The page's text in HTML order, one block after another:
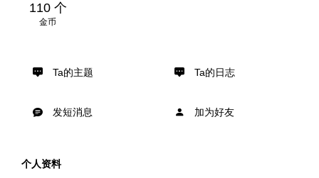
110 个
金币
Ta的主题 Ta的日志
发短消息 加为好友
个人资料